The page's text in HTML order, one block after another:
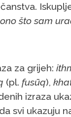
što sam
za grijeh:
(pl. fusūq),
izraza
svi ukazuju